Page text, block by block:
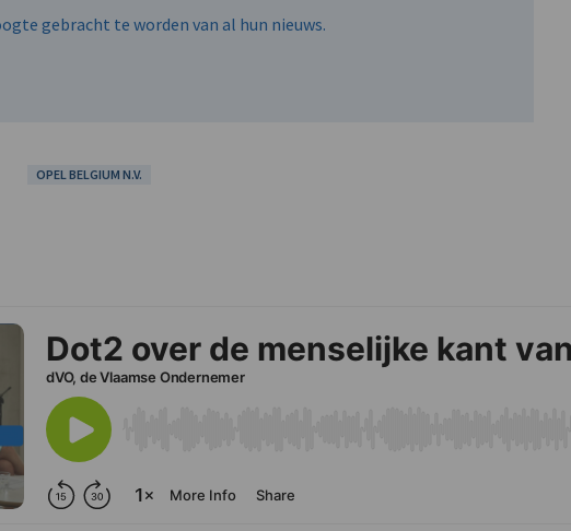
gebracht te worden van al hun nieuws.
OPEL BELGIUM N.V.